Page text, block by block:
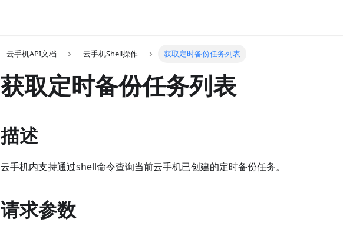
云手机API文档 云手机Shell操作 获取定时备份任务列表
获取定时备份任务列表
描述
云手机内支持通过shell命令查询当前云手机已创建的定时备份任务。
请求参数